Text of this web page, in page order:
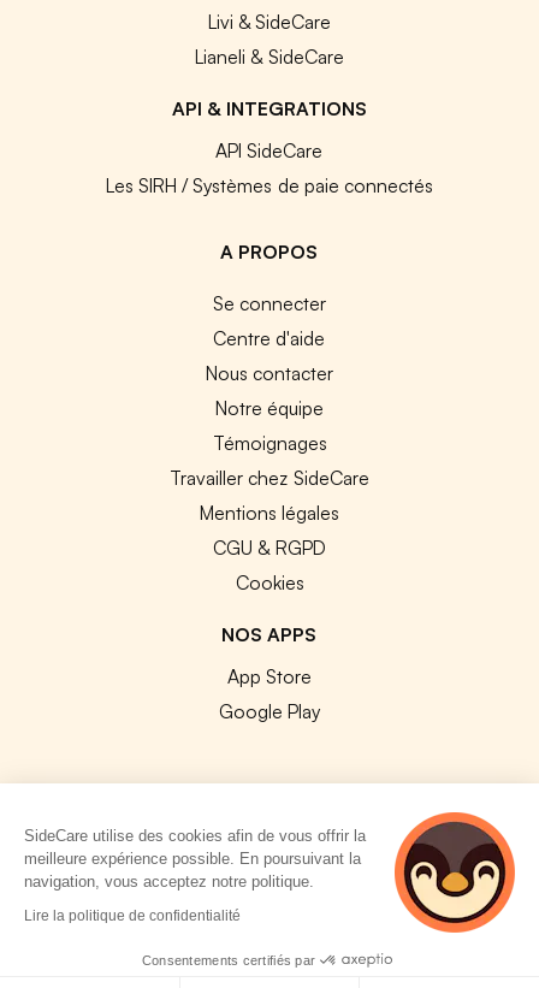
Livi & SideCare
Lianeli & SideCare
API & INTEGRATIONS
API SideCare
Les SIRH / Systèmes de paie connectés
A PROPOS
Se connecter
Centre d'aide
Nous contacter
Notre équipe
Témoignages
Travailler chez SideCare
Mentions légales
CGU & RGPD
Cookies
NOS APPS
App Store
Google Play
© 2026 SideCare. Tous droits réservés.
SideCare utilise des cookies afin de vous offrir la
meilleure expérience possible. En poursuivant la
navigation, vous acceptez notre politique.
Lire la politique de confidentialité
Consentements certifiés par